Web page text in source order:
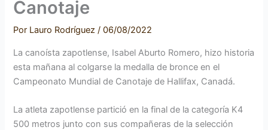
Canotaje
Por Lauro Rodríguez/06/08/2022
La canoísta zapotlense, Isabel Aburto Romero, hizo historia
esta mañana al colgarse la medalla de bronce en el
Campeonato Mundial de Canotaje de Hallifax, Canadá.
La atleta zapotlense partició en la final de la categoría K4
500 metros junto con sus compañeras de la selección